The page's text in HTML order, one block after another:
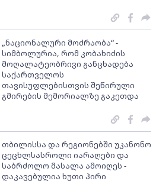
„ნაციონალური მოძრაობა“ -
სიმბოლურია, რომ კობახიძის
მოღალატეობრივი განცხადება
საქართველოს
თავისუფლებისთვის შეწირული
გმირების მემორიალზე გაკეთდა
თბილისსა და რეგიონებში უკანონო
ცეცხლსასროლი იარაღები და
საბრძოლო მასალა ამოიღეს -
დაკავებულია ხუთი პირი